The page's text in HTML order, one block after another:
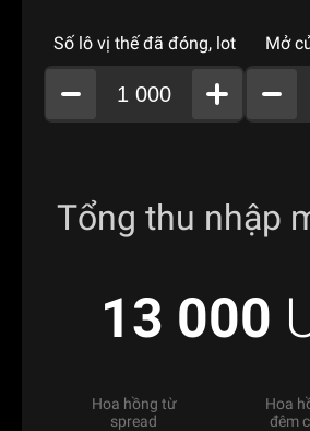
Số lô vị thế đã đóng, lot Mở
Tổng thu nhập
13 000
Hoa hồng từ
spread
Hoa
đêm